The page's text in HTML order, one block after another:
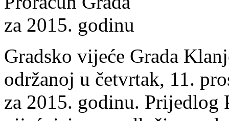
Gradsko vijeće Grada
održanoj u četvrtak, 11.
za 2015. godinu. Prijedlog